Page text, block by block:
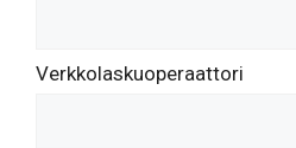
Verkkolaskuoperaattori